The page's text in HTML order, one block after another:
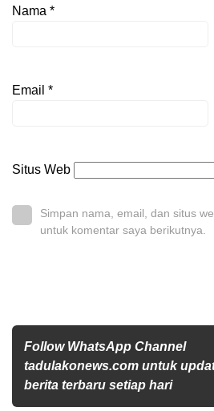
Nama *
Email *
Situs Web
Simpan nama, email, dan situs
untuk komentar saya berikutnya.
Follow WhatsApp Channel
tadulakonews.com untuk
berita terbaru setiap hari